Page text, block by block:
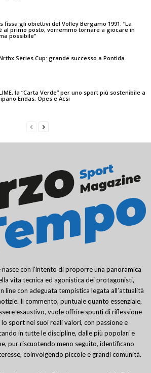
fissa gli obiettivi del Volley Bergamo 1991: “La
al primo posto, vorremmo tornare a giocare in
possibile”
Series Cup: grande successo a Pontida
la “Carta Verde” per uno sport più sostenibile a
Endas, Opes e Acsi
con l’intento di proporre una panoramica
vita tecnica ed agonistica dei protagonisti,
line con adeguata tempistica legata all’attualità
Il commento, puntuale quanto essenziale,
esaustivo, vuole offrire spunti di riflessione
sport nei suoi reali valori, con passione e
in tutte le discipline, dalle più popolari e
pur riscuotendo meno seguito, identificano
coinvolgendo piccole e grandi comunità.